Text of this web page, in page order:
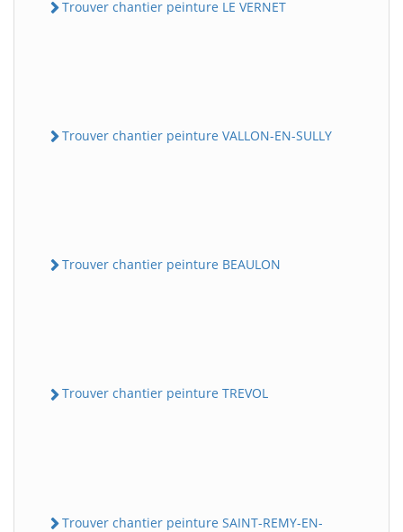
Trouver chantier peinture LE VERNET
Trouver chantier peinture VALLON-EN-SULLY
Trouver chantier peinture BEAULON
Trouver chantier peinture TREVOL
Trouver chantier peinture SAINT-REMY-EN-